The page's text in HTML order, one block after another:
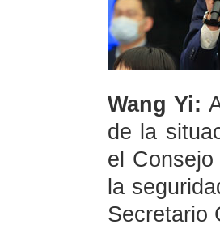
Wang Yi:
de la
el
la
Secretario